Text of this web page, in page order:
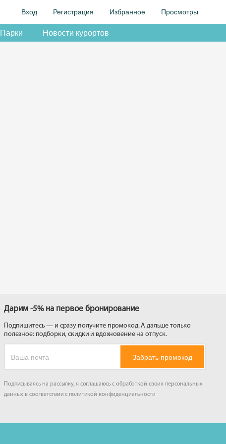
Вход Регистрация Избранное Просмотры
Парки Новости курортов
Дарим -5% на первое бронирование
Подпишитесь — и сразу получите промокод. А дальше только
полезное: подборки, скидки и вдохновение на отпуск.
Забрать промокод
Подписываясь на рассылку, я соглашаюсь с обработкой своих персональных
данных в соответствии с политикой конфиденциальности